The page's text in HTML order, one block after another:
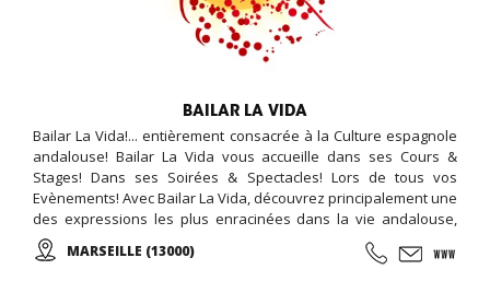
BAILAR LA VIDA
Bailar La Vida!... entièrement consacrée à la Culture espagnole
andalouse! Bailar La Vida vous accueille dans ses Cours &
Stages! Dans ses Soirées & Spectacles! Lors de tous vos
Evènements! Avec Bailar La Vida, découvrez principalement une
des expressions les plus enracinées dans la vie andalouse,
d'hier et d'aujourd'hui : La Danse Sévillane dans le panorama
Flamenco!MARSEILLE (13000)